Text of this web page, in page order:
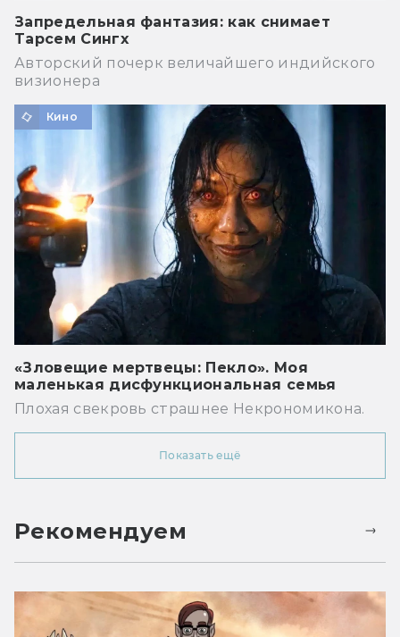
Запредельная фантазия: как снимает
Тарсем Сингх
Авторский почерк величайшего индийского
визионера
Кино
«Зловещие мертвецы: Пекло». Моя
маленькая дисфункциональная семья
Плохая свекровь страшнее Некрономикона.
Показать ещё
Рекомендуем